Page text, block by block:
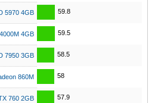
5970 4GB 59.8
4GB 59.5
7950 3GB 58.5
860M 58
760 2GB 57.9